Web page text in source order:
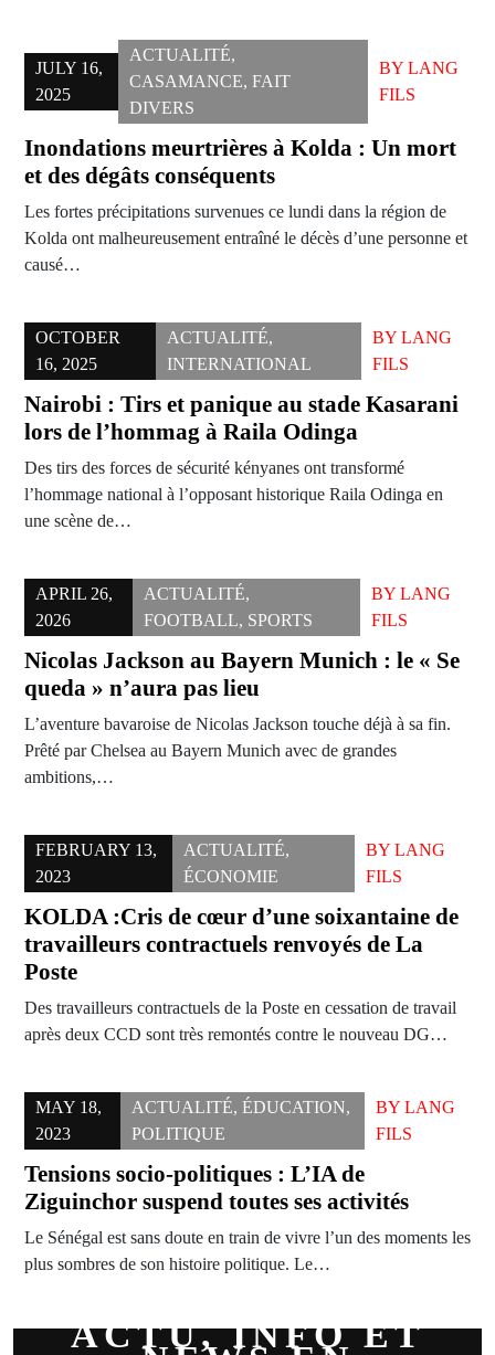
JULY 16,
2025
ACTUALITÉ,
CASAMANCE, FAIT
DIVERS
BYLANG
FILS
Inondations meurtrières à Kolda : Un mort
et des dégâts conséquents
Les fortes précipitations survenues ce lundi dans la région de
Kolda ont malheureusement entraîné le décès d’une personne et
causé…
OCTOBER
16, 2025
ACTUALITÉ,
INTERNATIONAL
BYLANG
FILS
Nairobi : Tirs et panique au stade Kasarani
lors de l’hommag à Raila Odinga
Des tirs des forces de sécurité kényanes ont transformé
l’hommage national à l’opposant historique Raila Odinga en
une scène de…
APRIL 26,
2026
ACTUALITÉ,
FOOTBALL, SPORTS
BY LANG
FILS
Nicolas Jackson au Bayern Munich : le « Se
queda » n’aura pas lieu
L’aventure bavaroise de Nicolas Jackson touche déjà à sa fin.
Prêté par Chelsea au Bayern Munich avec de grandes
ambitions,…
FEBRUARY 13,
2023
ACTUALITÉ,
ÉCONOMIE
BY LANG
FILS
KOLDA :Cris de cœur d’une soixantaine de
travailleurs contractuels renvoyés de La
Poste
Des travailleurs contractuels de la Poste en cessation de travail
après deux CCD sont très remontés contre le nouveau DG…
MAY 18,
2023
ACTUALITÉ,ÉDUCATION,
POLITIQUE
BY LANG
FILS
Tensions socio-politiques : L’IA de
Ziguinchor suspend toutes ses activités
Le Sénégal est sans doute en train de vivre l’un des moments les
plus sombres de son histoire politique. Le…
ACTU, INFO ET